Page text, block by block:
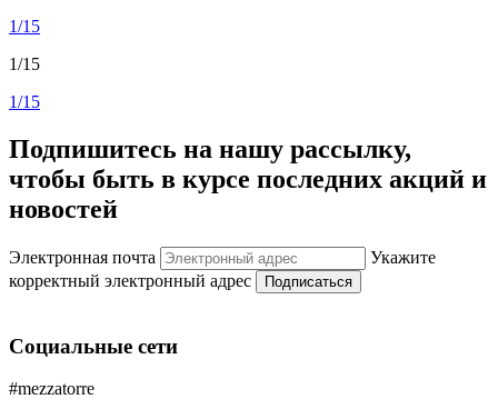
1/15
1/15
1/15
Подпишитесь на нашу рассылку,
чтобы быть в курсе последних акций и
новостей
Электронная почта
Укажите
корректный электронный адрес
Подписаться
Социальные сети
#mezzatorre